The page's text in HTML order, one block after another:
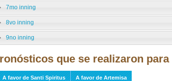
7mo inning
8vo inning
9no inning
que se realizaron para
A favor de Santi Spiritus
A favor de Artemisa